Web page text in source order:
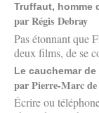
Truffaut, homme
par Régis Debray
Pas étonnant que
deux films, de se
Le cauchemar
par Pierre-Marc
Écrire ou